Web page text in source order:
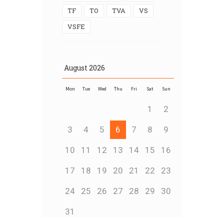
TF
TO TVA
VS
VSFE
August 2026
Mon Tue Wed Thu Fri Sat Sun
1 2
3 4 5 6 7 8 9
10 11 12 13 14 15 16
17 18 19 20 21 22 23
24 25 26 27 28 29 30
31